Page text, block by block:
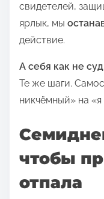
свидетелей,
ярлык, мы
действие.
А себя как не
Те же шаги.
никчёмный» на
чтобы
отпала